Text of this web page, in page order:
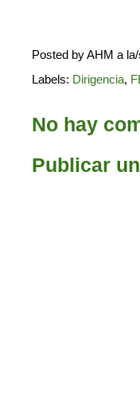
Posted byAHM a
Labels: Dirigencia,
No hay
Publicar